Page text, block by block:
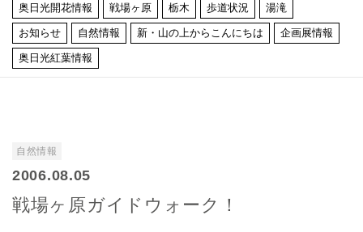
奥日光開花情報 戦場ヶ原 栃木 歩道状況 湯滝
お知らせ 自然情報 新・山の上からこんにちは 企画展情報
奥日光紅葉情報
自然情報
2006.08.05
戦場ヶ原ガイドウォーク！